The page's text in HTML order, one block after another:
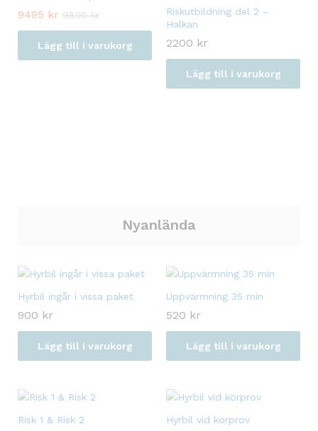
9495 kr 9895kr
Lägg till i varukorg
Riskutbildning del 2 –
Halkan
2200 kr
Lägg till i varukorg
Nyanlända
Hyrbil ingår i vissa paket
900 kr
Lägg till i varukorg
Uppvärmning 35 min
520 kr
Lägg till i varukorg
‏Risk 1 & Risk 2 Hyrbil vid körprov